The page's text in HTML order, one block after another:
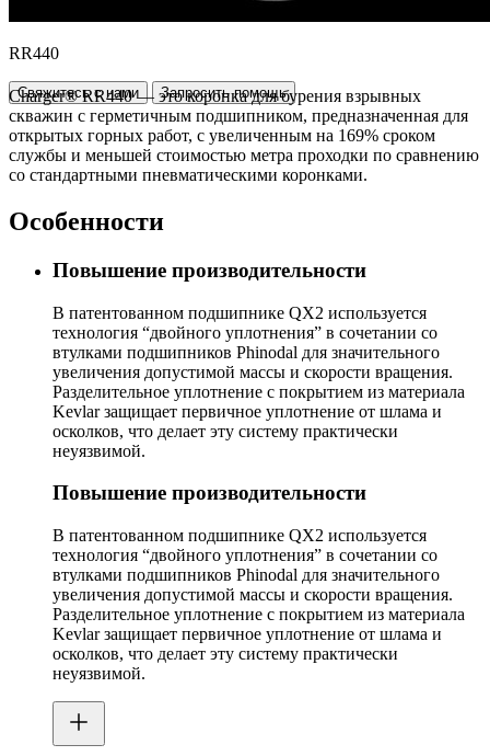
RR440
Свяжитесь с нами Запросить помощь
Charger® RR440 — это коронка для бурения взрывных
скважин с герметичным подшипником, предназначенная для
открытых горных работ, с увеличенным на 169% сроком
службы и меньшей стоимостью метра проходки по сравнению
со стандартными пневматическими коронками.
Особенности
Повышение производительности
В патентованном подшипнике QX2 используется
технология “двойного уплотнения” в сочетании со
втулками подшипников Phinodal для значительного
увеличения допустимой массы и скорости вращения.
Разделительное уплотнение с покрытием из материала
Kevlar защищает первичное уплотнение от шлама и
осколков, что делает эту систему практически
неуязвимой.
Повышение производительности
В патентованном подшипнике QX2 используется
технология “двойного уплотнения” в сочетании со
втулками подшипников Phinodal для значительного
увеличения допустимой массы и скорости вращения.
Разделительное уплотнение с покрытием из материала
Kevlar защищает первичное уплотнение от шлама и
осколков, что делает эту систему практически
неуязвимой.